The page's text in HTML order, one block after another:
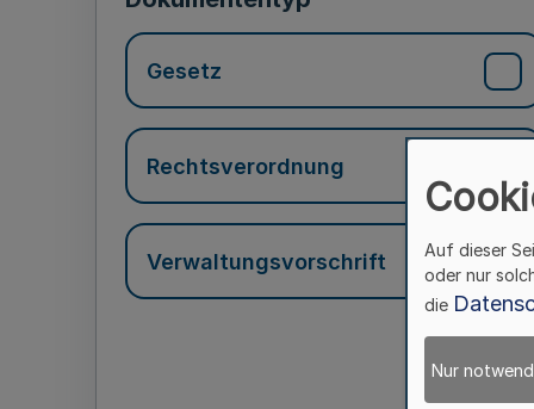
Gesetz
Rechtsverordnung
Verwaltungsvorschrift
Auf dieser
oder nur
die
Nur